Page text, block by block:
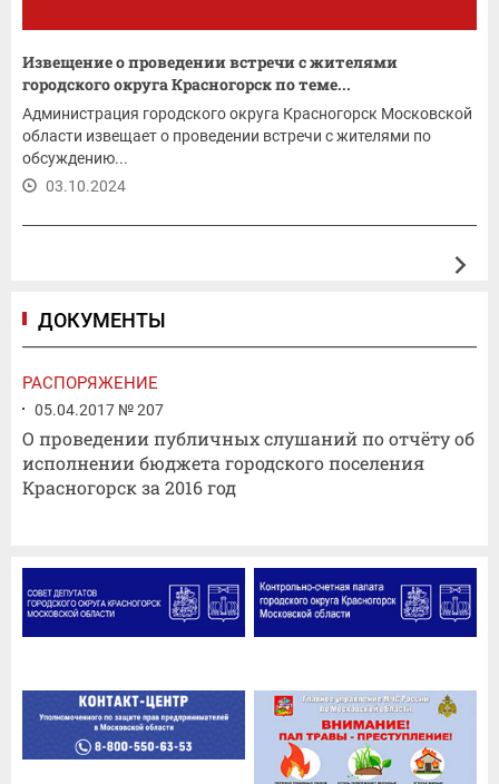
Извещение о проведении встречи с жителями
городского округа Красногорск по теме...
Администрация городского округа Красногорск Московской
области извещает о проведении встречи с жителями по
обсуждению...
03.10.2024
ДОКУМЕНТЫ
РАСПОРЯЖЕНИЕ
05.04.2017 № 207
О проведении публичных слушаний по отчёту об
исполнении бюджета городского поселения
Красногорск за 2016 год